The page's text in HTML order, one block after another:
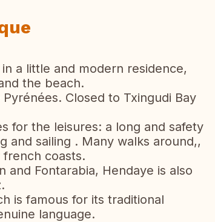
a little and modern residence,
the beach.
Closed to Txingudi Bay
for the leisures: a long and safety
and sailing . Many walks around,,
coasts.
and Fontarabia, Hendaye is also
is famous for its traditional
language.